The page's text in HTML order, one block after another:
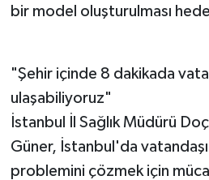
bir model oluşturulması
"Şehir içinde 8 dakikada
ulaşabiliyoruz"
İstanbul İl Sağlık Müdürü
Güner, İstanbul'da
problemini çözmek için